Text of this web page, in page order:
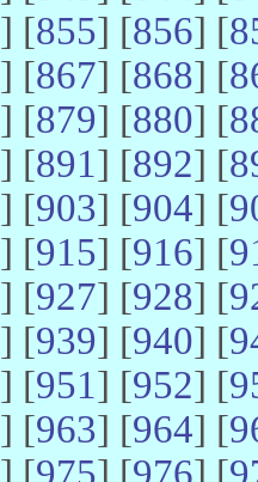
] [855] [856] [
] [867] [868] [
] [879] [880] [
] [891] [892] [
] [903] [904] [
] [915] [916] [
] [927] [928] [
] [939] [940] [
] [951] [952] [
] [963] [964] [
] [975] [976] [